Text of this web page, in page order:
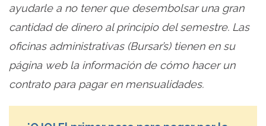
ayudarle a no tener que desembolsar una gran
cantidad de dinero al principio del semestre. Las
oficinas administrativas (Bursar’s) tienen en su
página web la información de cómo hacer un
contrato para pagar en mensualidades.